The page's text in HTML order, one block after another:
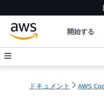
開始する
ドキュメント AWS